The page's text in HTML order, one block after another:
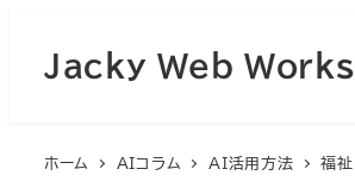
Jacky Web Works
ホーム AIコラム AI活用方法 福祉